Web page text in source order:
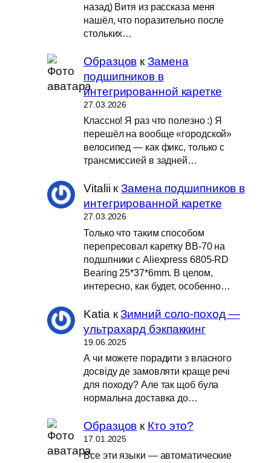
назад) Витя из рассказа меня
нашёл, что поразительно после
стольких…
Образцов кЗамена
подшипников в
интегрированной каретке
27.03.2026
Классно! Я раз что полезно :) Я
перешёл на вообще «городской»
велосипед — как фикс, только с
трансмиссией в задней…
Vitalii кЗамена подшипников в
интегрированной каретке
27.03.2026
Только что таким способом
перепресовал каретку BB-70 на
подшпники с Aliexpress 6805-RD
Bearing 25*37*6mm. В целом,
интересно, как будет, особенно…
Katia кЗимний соло-поход —
ультрахард бэкпаккинг
19.06.2025
А чи можете порадити з власного
досвіду де замовляти краще речі
для походу? Але так щоб була
нормальна доставка до…
Образцов к Кто это?
17.01.2025
Все эти языки — автоматические